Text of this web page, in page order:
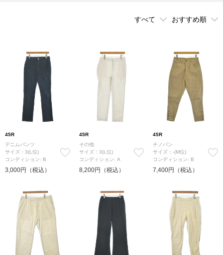
45R
デニムパンツ
サイズ：3(L位)
コンディション: B
3,000円（税込）
45R
その他
サイズ：3(L位)
コンディション: A
8,200円（税込）
45R
チノパン
サイズ：-(M位)
コンディション: B
7,400円（税込）